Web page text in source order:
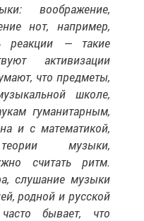
воображение,
нот, например,
реакции — такие
активизации
что предметы,
школе,
гуманитарным,
и с математикой,
музыки,
считать ритм.
слушание музыки
родной и русской
бывает, что